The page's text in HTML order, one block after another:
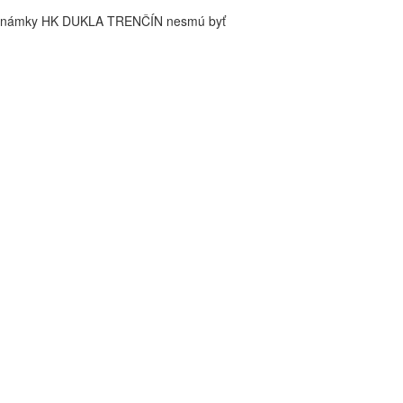
HK DUKLA TRENČÍN nesmú byť